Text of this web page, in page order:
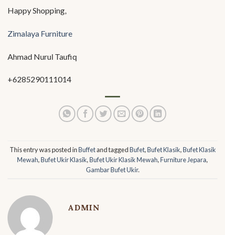
Happy Shopping,
Zimalaya Furniture
Ahmad Nurul Taufiq
+6285290111014
This entry was posted inBuffetand taggedBufet,Bufet Klasik,Bufet Klasik
Mewah,Bufet Ukir Klasik,Bufet Ukir Klasik Mewah,Furniture Jepara,
Gambar Bufet Ukir.
ADMIN